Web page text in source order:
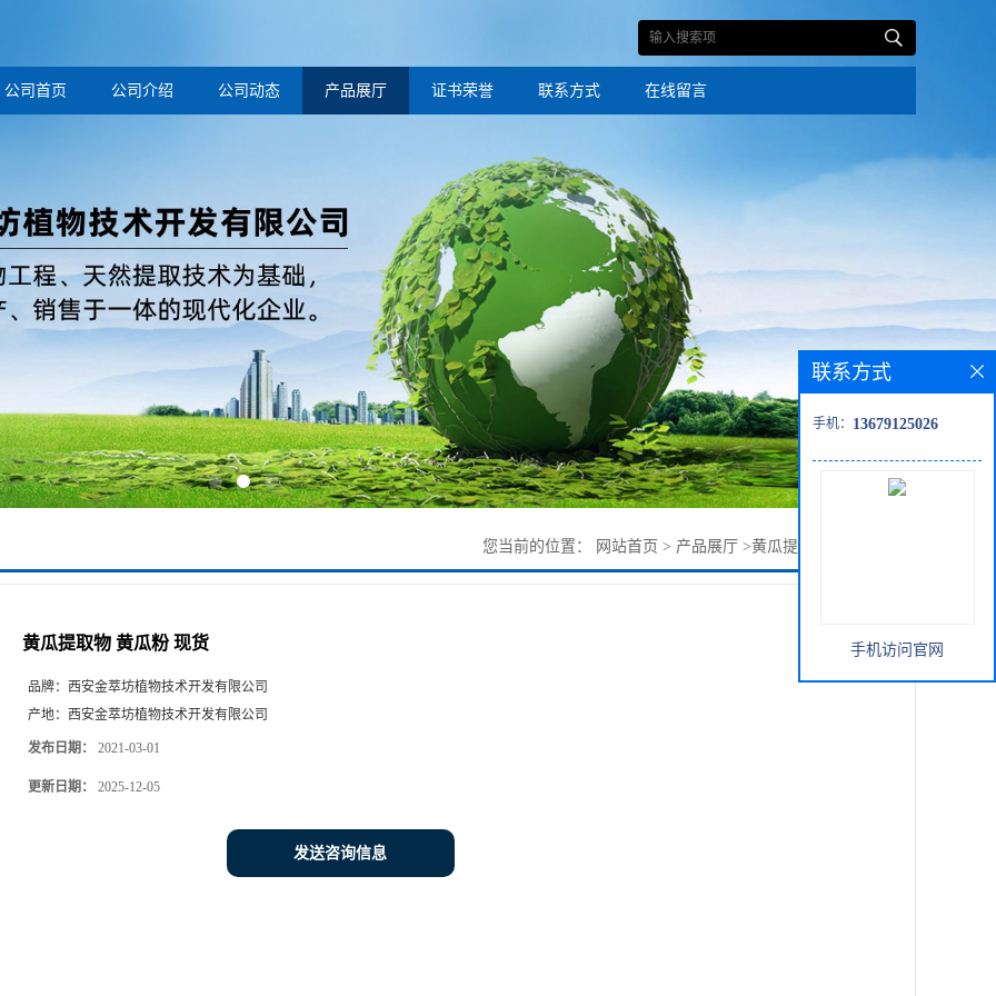
公司首页 公司介绍 公司动态 产品展厅 证书荣誉 联系方式 在线留言
您当前的位置： 网站首页 > 产品展厅 >黄瓜提取物 黄瓜粉 现货
黄瓜提取物 黄瓜粉 现货
品牌： 西安金萃坊植物技术开发有限公司
产地： 西安金萃坊植物技术开发有限公司
发布日期： 2021-03-01
更新日期： 2025-12-05
发送咨询信息
联系方式
手机： 13679125026
手机访问官网